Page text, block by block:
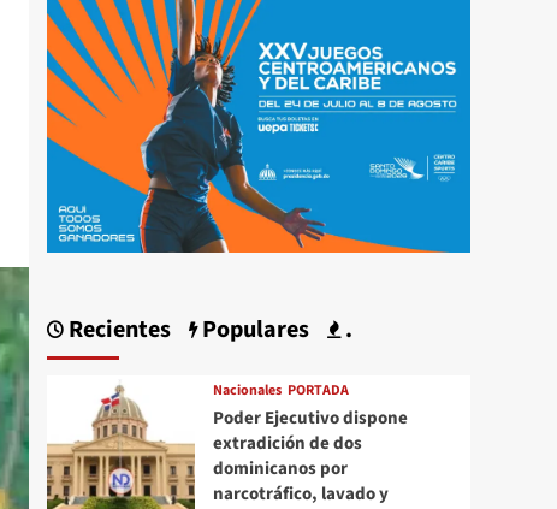
Recientes Populares .
Nacionales PORTADA
Poder Ejecutivo dispone
extradición de dos
dominicanos por
narcotráfico, lavado y